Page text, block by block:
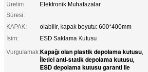
Üretim
Süresi:
Elektronik Muhafazalar
KAPAK:
olabilir, kapak boyutu: 600*400mm
İsim:
ESD Saklama Kutusu
Vurgulamak:Kapağı olan plastik depolama kutusu,
İletici anti-statik depolama kutusu,
ESD depolama kutusu garanti ile